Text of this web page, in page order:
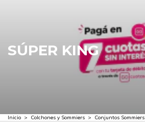
SÚPER KING
Inicio > Colchones y Sommiers > Conjuntos Sommiers